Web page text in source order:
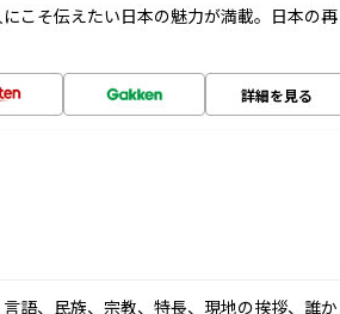
こそ伝えたい日本の魅力が満載。日本の再
詳細を見る
語、民族、宗教、特長、現地の挨拶、誰か